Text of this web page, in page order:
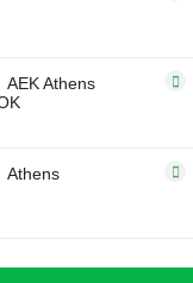
AEK Athens
Athens